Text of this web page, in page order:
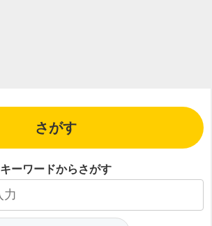
さがす
キーワードからさがす